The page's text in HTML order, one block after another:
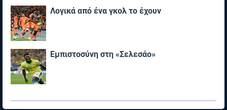
Λογικά από ένα γκολ το έχουν
Εμπιστοσύνη στη «Σελεσάο»